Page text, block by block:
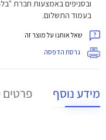
ובסניפים באמצעות חברת
בעמוד התשלום.
שאל אותנו על מוצר זה
גרסת הדפסה
מידע נוסף פרטים